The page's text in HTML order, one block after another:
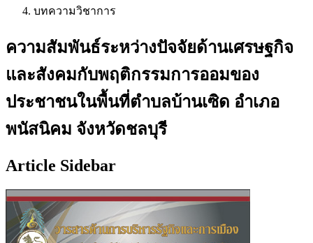
บทความวิชาการ
ความสัมพันธ์ระหว่างปัจจัยด้านเศรษฐกิจ
และสังคมกับพฤติกรรมการออมของ
ประชาชนในพื้นที่ตำบลบ้านเซิด อำเภอ
พนัสนิคม จังหวัดชลบุรี
Article Sidebar